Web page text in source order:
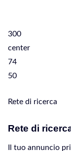
300
center
74
50
Rete di ricerca
Rete di
Il tuo annuncio